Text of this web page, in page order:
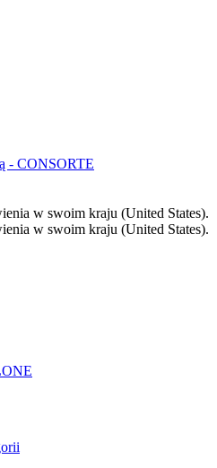
w swoim kraju (United States).
w swoim kraju (United States).